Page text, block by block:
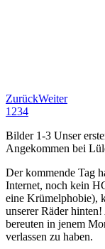
ZurückWeiter
1 234
Bilder 1-3 Unser
Angekommen bei
Der kommende Tag
Internet, noch kein
eine Krümelphobie),
unserer Räder
bereuten in jenem
verlassen zu haben.